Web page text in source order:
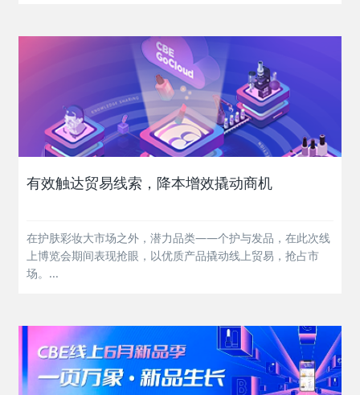
有效触达贸易线索，降本增效撬动商机
在护肤彩妆大市场之外，潜力品类——个护与发品，在此次线
上博览会期间表现抢眼，以优质产品撬动线上贸易，抢占市
场。...